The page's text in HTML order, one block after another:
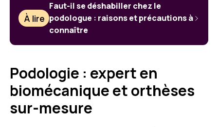
À lire
Faut-il se déshabiller chez le
podologue : raisons et précautions à
connaître
Podologie : expert en
biomécanique et orthèses
sur-mesure